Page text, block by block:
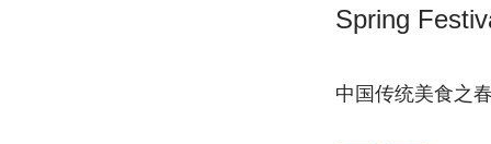
Spring
中国传统美食之